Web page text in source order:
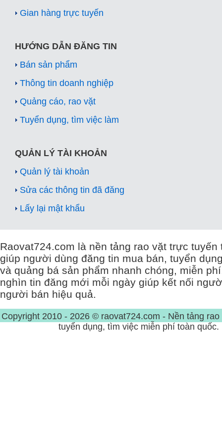
Gian hàng trực tuyến
HƯỚNG DẪN ĐĂNG TIN
Bán sản phẩm
Thông tin doanh nghiệp
Quảng cáo, rao vặt
Tuyển dụng, tìm việc làm
QUẢN LÝ TÀI KHOẢN
Quản lý tài khoản
Sửa các thông tin đã đăng
Lấy lại mật khẩu
Raovat724.com là nền tảng rao vặt trực tuyến
giúp người dùng đăng tin mua bán, tuyển
và quảng bá sản phẩm nhanh chóng, miễn
nghìn tin đăng mới mỗi ngày giúp kết nối
người bán hiệu quả.
Copyright 2010 - 2026 © raovat724.com - Nền tảng
tuyển dụng, tìm việc miễn phí toàn quốc.